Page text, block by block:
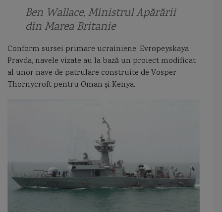
marina bulgariei marina comerciala romana
marina rusa marina ucrainei Marsuinul Matei Kiraly
Mignonne MILGEM mina marina mine maritime
munitie 100mm cu incarcatura redusa
nava amfibie nava barc
nava cu efect de suprafata surface effect ship nava de patrulare
nava maritima hidrografica
Ben Wallace, Ministrul Apărării
din Marea Britanie
Conform sursei primare ucrainiene, Evropeyskaya
Pravda, navele vizate au la bază un proiect modificat
al unor nave de patrulare construite de Vosper
Thornycroft pentru Oman și Kenya.